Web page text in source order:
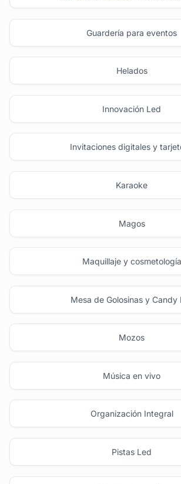
Guardería para eventos
Helados
Innovación Led
Invitaciones digitales y
Karaoke
Magos
Maquillaje y cosmetología
Mesa de Golosinas y Candy
Mozos
Música en vivo
Organización Integral
Pistas Led